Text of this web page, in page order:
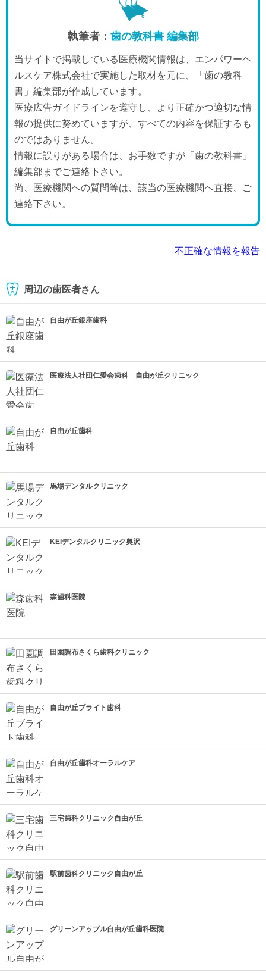
執筆者： 歯の教科書 編集部
当サイトで掲載している医療機関情報は、エンパワーヘ
ルスケア株式会社で実施した取材を元に、「歯の教科
書」編集部が作成しています。
医療広告ガイドラインを遵守し、より正確かつ適切な情
報の提供に努めていますが、すべての内容を保証するも
のではありません。
情報に誤りがある場合は、お手数ですが「歯の教科書」
編集部までご連絡下さい。
尚、医療機関への質問等は、該当の医療機関へ直接、ご
連絡下さい。
不正確な情報を報告
周辺の歯医者さん
自由が丘銀座歯科
医療法人社団仁愛会歯科 自由が丘クリニック
自由が丘歯科
馬場デンタルクリニック
KEIデンタルクリニック奥沢
森歯科医院
田園調布さくら歯科クリニック
自由が丘ブライト歯科
自由が丘歯科オーラルケア
三宅歯科クリニック自由が丘
駅前歯科クリニック自由が丘
グリーンアップル自由が丘歯科医院